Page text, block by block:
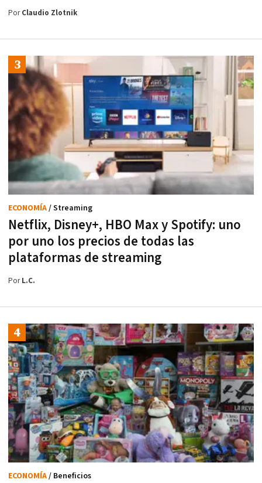
PorClaudio Zlotnik
Netflix, Disney+, HBO Max y Spotify: uno
por uno los precios de todas las
plataformas de streaming
ECONOMÍA/ Streaming
PorL.C.
ECONOMÍA/ Beneficios